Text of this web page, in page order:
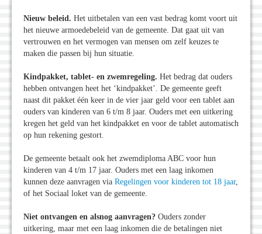
Nieuw beleid. Het uitbetalen van een vast bedrag komt voort uit
het nieuwe armoedebeleid van de gemeente. Dat gaat uit van
vertrouwen en het vermogen van mensen om zelf keuzes te
maken die passen bij hun situatie.
Kindpakket, tablet- en zwemregeling. Het bedrag dat ouders
hebben ontvangen heet het ‘kindpakket’. De gemeente geeft
naast dit pakket één keer in de vier jaar geld voor een tablet aan
ouders van kinderen van 6 t/m 8 jaar. Ouders met een uitkering
kregen het geld van het kindpakket en voor de tablet automatisch
op hun rekening gestort.
De gemeente betaalt ook het zwemdiploma ABC voor hun
kinderen van 4 t/m 17 jaar. Ouders met een laag inkomen
kunnen deze aanvragen via Regelingen voor kinderen tot 18 jaar,
of het Sociaal loket van de gemeente.
Niet ontvangen en alsnog aanvragen? Ouders zonder
uitkering, maar met een laag inkomen die de betalingen niet